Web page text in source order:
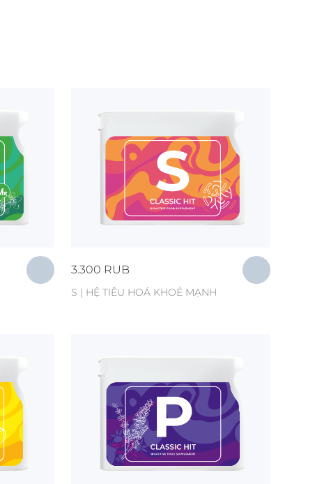
3.300 RUB
S | HỆ TIÊU HOÁ KHOẺ MẠNH